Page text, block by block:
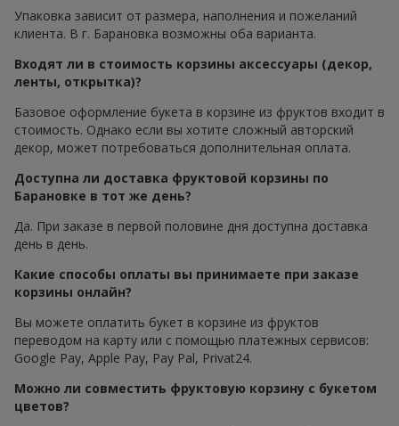
Упаковка зависит от размера, наполнения и пожеланий
клиента. В г. Барановка возможны оба варианта.
Входят ли в стоимость корзины аксессуары (декор,
ленты, открытка)?
Базовое оформление букета в корзине из фруктов входит в
стоимость. Однако если вы хотите сложный авторский
декор, может потребоваться дополнительная оплата.
Доступна ли доставка фруктовой корзины по
Барановкe в тот же день?
Да. При заказе в первой половине дня доступна доставка
день в день.
Какие способы оплаты вы принимаете при заказе
корзины онлайн?
Вы можете оплатить букет в корзине из фруктов
переводом на карту или с помощью платежных сервисов:
Google Pay, Apple Pay, Pay Pal, Privat24.
Можно ли совместить фруктовую корзину с букетом
цветов?